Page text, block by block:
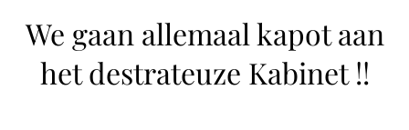
We gaan allemaal kapot aan
het destrateuze Kabinet !!